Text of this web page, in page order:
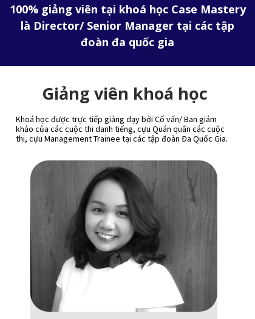
100% giảng viên tại khoá học Case Mastery
là Director/ Senior Manager tại các tập
đoàn đa quốc gia
Giảng viên khoá học
Khoá học được trực tiếp giảng dạy bởi Cố vấn/ Ban giám
khảo của các cuộc thi danh tiếng, cựu Quán quân các cuộc
thi, cựu Management Trainee tại các tập đoàn Đa Quốc Gia.